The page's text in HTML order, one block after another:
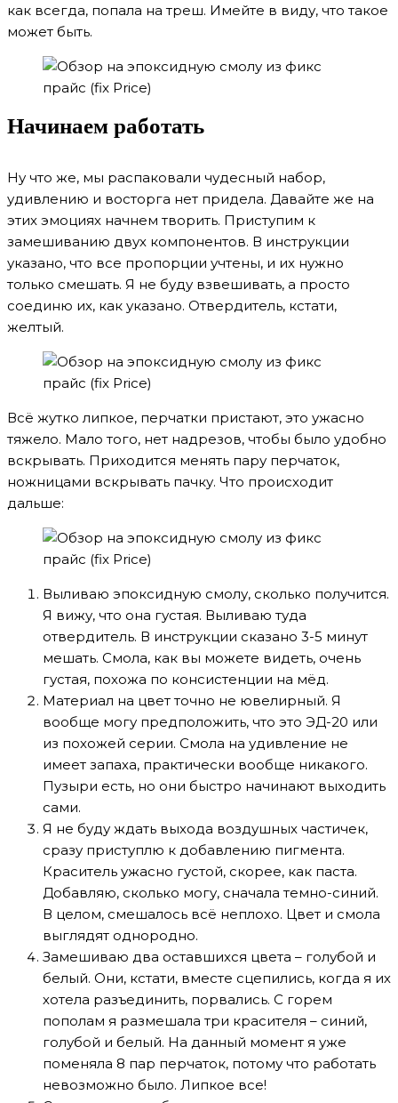
как всегда, попала на треш. Имейте в виду, что такое
может быть.
Начинаем работать
Ну что же, мы распаковали чудесный набор,
удивлению и восторга нет придела. Давайте же на
этих эмоциях начнем творить. Приступим к
замешиванию двух компонентов. В инструкции
указано, что все пропорции учтены, и их нужно
только смешать. Я не буду взвешивать, а просто
соединю их, как указано. Отвердитель, кстати,
желтый.
Всё жутко липкое, перчатки пристают, это ужасно
тяжело. Мало того, нет надрезов, чтобы было удобно
вскрывать. Приходится менять пару перчаток,
ножницами вскрывать пачку. Что происходит
дальше:
Выливаю эпоксидную смолу, сколько получится.
Я вижу, что она густая. Выливаю туда
отвердитель. В инструкции сказано 3-5 минут
мешать. Смола, как вы можете видеть, очень
густая, похожа по консистенции на мёд.
Материал на цвет точно не ювелирный. Я
вообще могу предположить, что это ЭД-20 или
из похожей серии. Смола на удивление не
имеет запаха, практически вообще никакого.
Пузыри есть, но они быстро начинают выходить
сами.
Я не буду ждать выхода воздушных частичек,
сразу приступлю к добавлению пигмента.
Краситель ужасно густой, скорее, как паста.
Добавляю, сколько могу, сначала темно-синий.
В целом, смешалось всё неплохо. Цвет и смола
выглядят однородно.
Замешиваю два оставшихся цвета – голубой и
белый. Они, кстати, вместе сцепились, когда я их
хотела разъединить, порвались. С горем
пополам я размешала три красителя – синий,
голубой и белый. На данный момент я уже
поменяла 8 пар перчаток, потому что работать
невозможно было. Липкое все!